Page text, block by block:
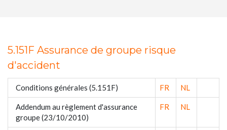
5.151F Assurance de groupe risque
d'accident
Conditions générales (5.151F) FR NL
Addendum au règlement d'assurance
groupe (23/10/2010)
FR NL